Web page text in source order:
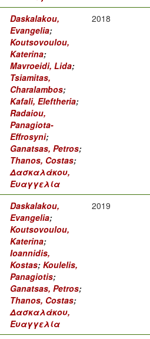
Daskalakou,
Evangelia;
Koutsovoulou,
Katerina;
Mavroeidi, Lida;
Tsiamitas,
Charalambos;
Kafali, Eleftheria;
Radaiou,
Panagiota-
Effrosyni;
Ganatsas, Petros;
Thanos, Costas;
Δασκαλάκου,
Ευαγγελία
2018
Daskalakou,
Evangelia;
Koutsovoulou,
Katerina;
Ioannidis,
Kostas; Koulelis,
Panagiotis;
Ganatsas, Petros;
Thanos, Costas;
Δασκαλάκου,
Ευαγγελία
2019